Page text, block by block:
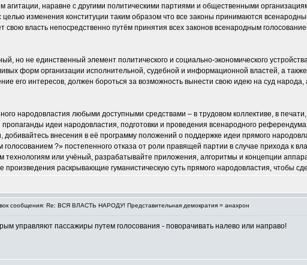
агитации, наравне с другими политическими партиями и общественными
изменения конституции таким образом что все законы принимаются
власть непосредственно путём принятия всех законов всенародным
но не единственный элемент политического и социально-экономического
форм организации исполнительной, судебной и информационной властей, а также
его интересов, должен бороться за возможность вынести свою идею на суд народа,
народовластия любыми доступными средствами – в трудовом коллективе, в
идеи народовластия, подготовки и проведения всенародного
добивайтесь внесения в её программу положений о поддержке идеи прямого
?» постепенного отказа от роли правящей партии в случае прихода к
или учёный, разрабатывайте приложения, алгоритмы и концепции
произведения раскрывающие гуманистическую суть прямого народовластия, чтобы
сообщения: Re: ВСЯ ВЛАСТЬ НАРОДУ! Представительная демократия = анахрон
управляют пассажиры путем голосования - поворачивать налево или направо!